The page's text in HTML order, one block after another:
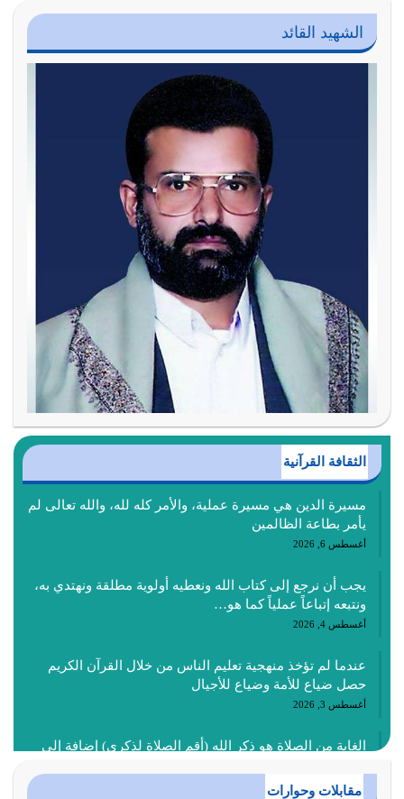
الشهيد القائد
الثقافة القرآنية
مسيرة الدين هي مسيرة عملية، والأمر كله لله، والله تعالى لم
يأمر بطاعة الظالمين
أغسطس 6, 2026
يجب أن نرجع إلى كتاب الله ونعطيه أولوية مطلقة ونهتدي به،
ونتبعه إتباعاً عملياً كما هو…
أغسطس 4, 2026
عندما لم تؤخذ منهجية تعليم الناس من خلال القرآن الكريم
حصل ضياع للأمة وضياع للأجيال
أغسطس 3, 2026
الغاية من الصلاة هو ذكر الله (أقم الصلاة لذكري) إضافة إلى
أغسطس 2, 2026
مقابلات وحوارات